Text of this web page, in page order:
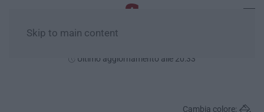
Skip to main content
Ultimo aggiornamento alle 20:33
Cambia colore: